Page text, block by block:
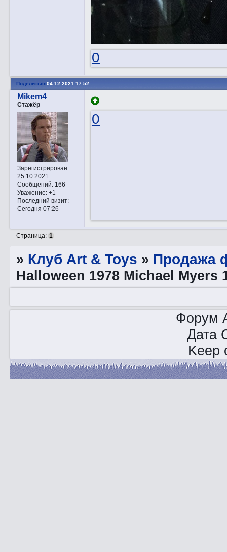
0
Поделиться04.12.2021 17:52
Mikem4
Стажёр
Зарегистрирован:
25.10.2021
Сообщений:166
Уважение: +1
Последний визит:
Сегодня 07:26
0
Страница: 1
» Клуб Art & Toys » Продажа
Halloween 1978 Michael Myers
Форум
Дата
Keep